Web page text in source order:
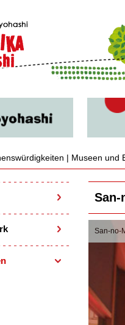
| Museen und
San-
San-no-